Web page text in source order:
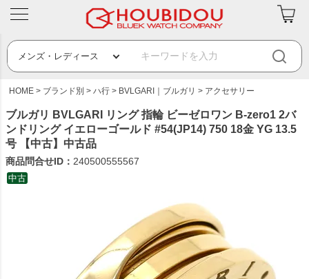
HOME ブランド別 ハ行 BVLGARI｜ブルガリ アクセサリー
ブルガリ BVLGARI リング 指輪 ビーゼロワン B-zero1 2バ
ンドリング イエローゴールド #54(JP14) 750 18金 YG 13.5
号 【中古】中古品
商品問合せID： 240500555567
中古